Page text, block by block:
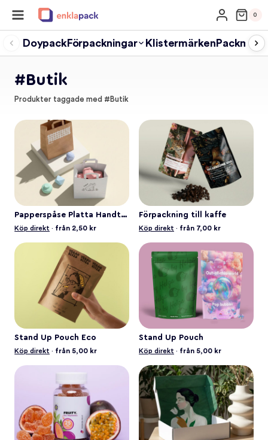
content
0
DoypackFörpackningar Klistermärken
#Butik
Produkter taggade med #Butik
Papperspåse Platta Handtag
Köp direkt · från 2,50 kr
Förpackning till kaffe
Köp direkt · från 7,00 kr
Stand Up Pouch Eco
Köp direkt · från 5,00 kr
Stand Up Pouch
Köp direkt · från 5,00 kr